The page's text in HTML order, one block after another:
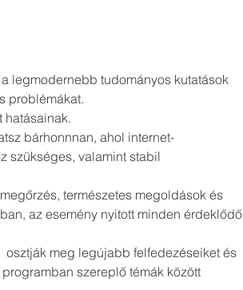
legmodernebb tudományos kutatások
problémákat.
hatásainak.
bárhonnnan, ahol internet-
szükséges, valamint stabil
természetes megoldások és
az esemény nyitott minden érdeklődő
osztják meg legújabb felfedezéseiket és
szereplő témák között